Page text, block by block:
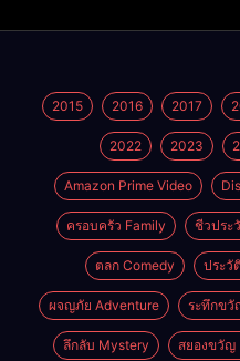
2015 2016 2017
2022 2023
Amazon Prime Video
ครอบครัว Family ชีวประ
ตลก Comedy ประวั
ผจญภัย Adventure ระทึกขวั
ลึกลับ Mystery สยองขวัญ